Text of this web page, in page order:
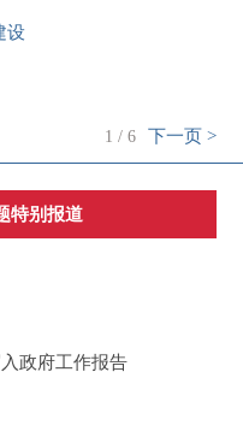
设
下一页 >
1 / 6
特别报道
政府工作报告